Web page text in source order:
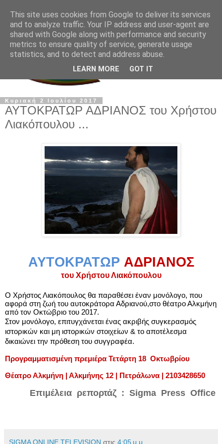
Κυριακή 2 Ιουλίου 2017
ΑΥΤΟΚΡΑΤΩΡ ΑΔΡΙΑΝΟΣ του Χρήστου
Λιακόπουλου ...
ΑΥΤΟΚΡΑΤΩΡ ΑΔΡΙΑΝΟΣ
του Χρήστου Λιακόπουλου
Ο Χρήστος Λιακόπουλος θα παραθέσει έναν μονόλογο, που
αφορά στη ζωή του αυτοκράτορα Αδριανού,στο θέατρο Αλκμήνη
από τον Οκτώβριο του 2017.
Στον μονόλογο, επιτυγχάνεται ένας ακριβής συγκερασμός
ιστορικών και μη ιστορικών στοιχείων & το αποτέλεσμα
δικαιώνει την πρόθεση του συγγραφέα.
Προγραμματισμένη πρεμιέρα Τετάρτη 18 Οκτωβρίου
Θέατρο Αλκμήνη | Αλκμήνης 12 | Πετράλωνα | 2103428650
Επιμέλεια ρεπορτάζ : Sigma Press Office
SIGMA ONLINE TELEVISION στις 4:05 μ.μ.
This site uses cookies from Google to deliver its services
and to analyze traffic. Your IP address and user-agent are
shared with Google along with performance and security
metrics to ensure quality of service, generate usage
statistics, and to detect and address abuse.
LEARN MORE GOT IT